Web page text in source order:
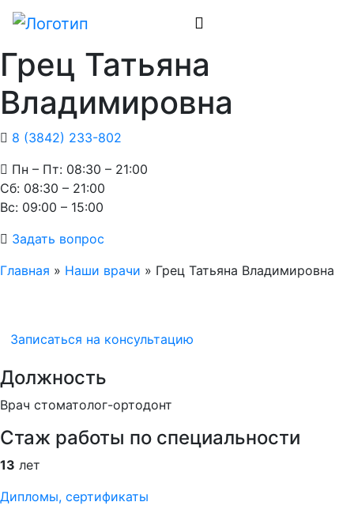
Грец Татьяна
Владимировна
8 (3842) 233-802
Пн – Пт: 08:30 – 21:00
Cб: 08:30 – 21:00
Вс: 09:00 – 15:00
Задать вопрос
Главная » Наши врачи » Грец Татьяна Владимировна
Записаться на консультацию
Должность
Врач стоматолог-ортодонт
Стаж работы по специальности
13 лет
Дипломы, сертификаты